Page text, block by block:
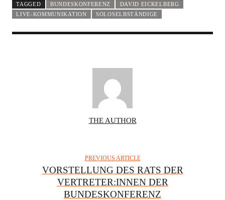
TAGGED
BUNDESKONFERENZ
DAVID EICKELBERG
LIVE-KOMMUNIKATION
SOLOSELBSTÄNDIGE
THE AUTHOR
PREVIOUS ARTICLE
VORSTELLUNG DES RATS DER
VERTRETER:INNEN DER
BUNDESKONFERENZ